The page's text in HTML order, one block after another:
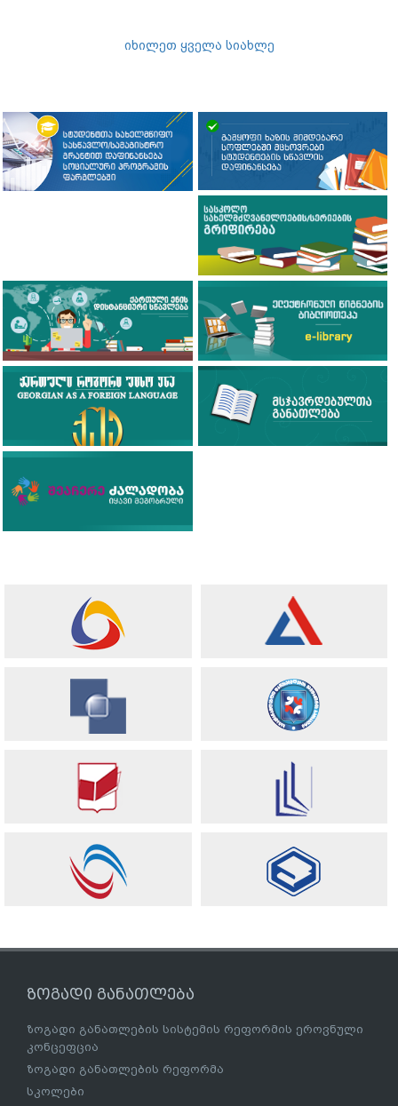
იხილეთ ყველა სიახლე
ზოგადი განათლება
ზოგადი განათლების სისტემის რეფორმის ეროვნული
კონცეფცია
ზოგადი განათლების რეფორმა
სკოლები